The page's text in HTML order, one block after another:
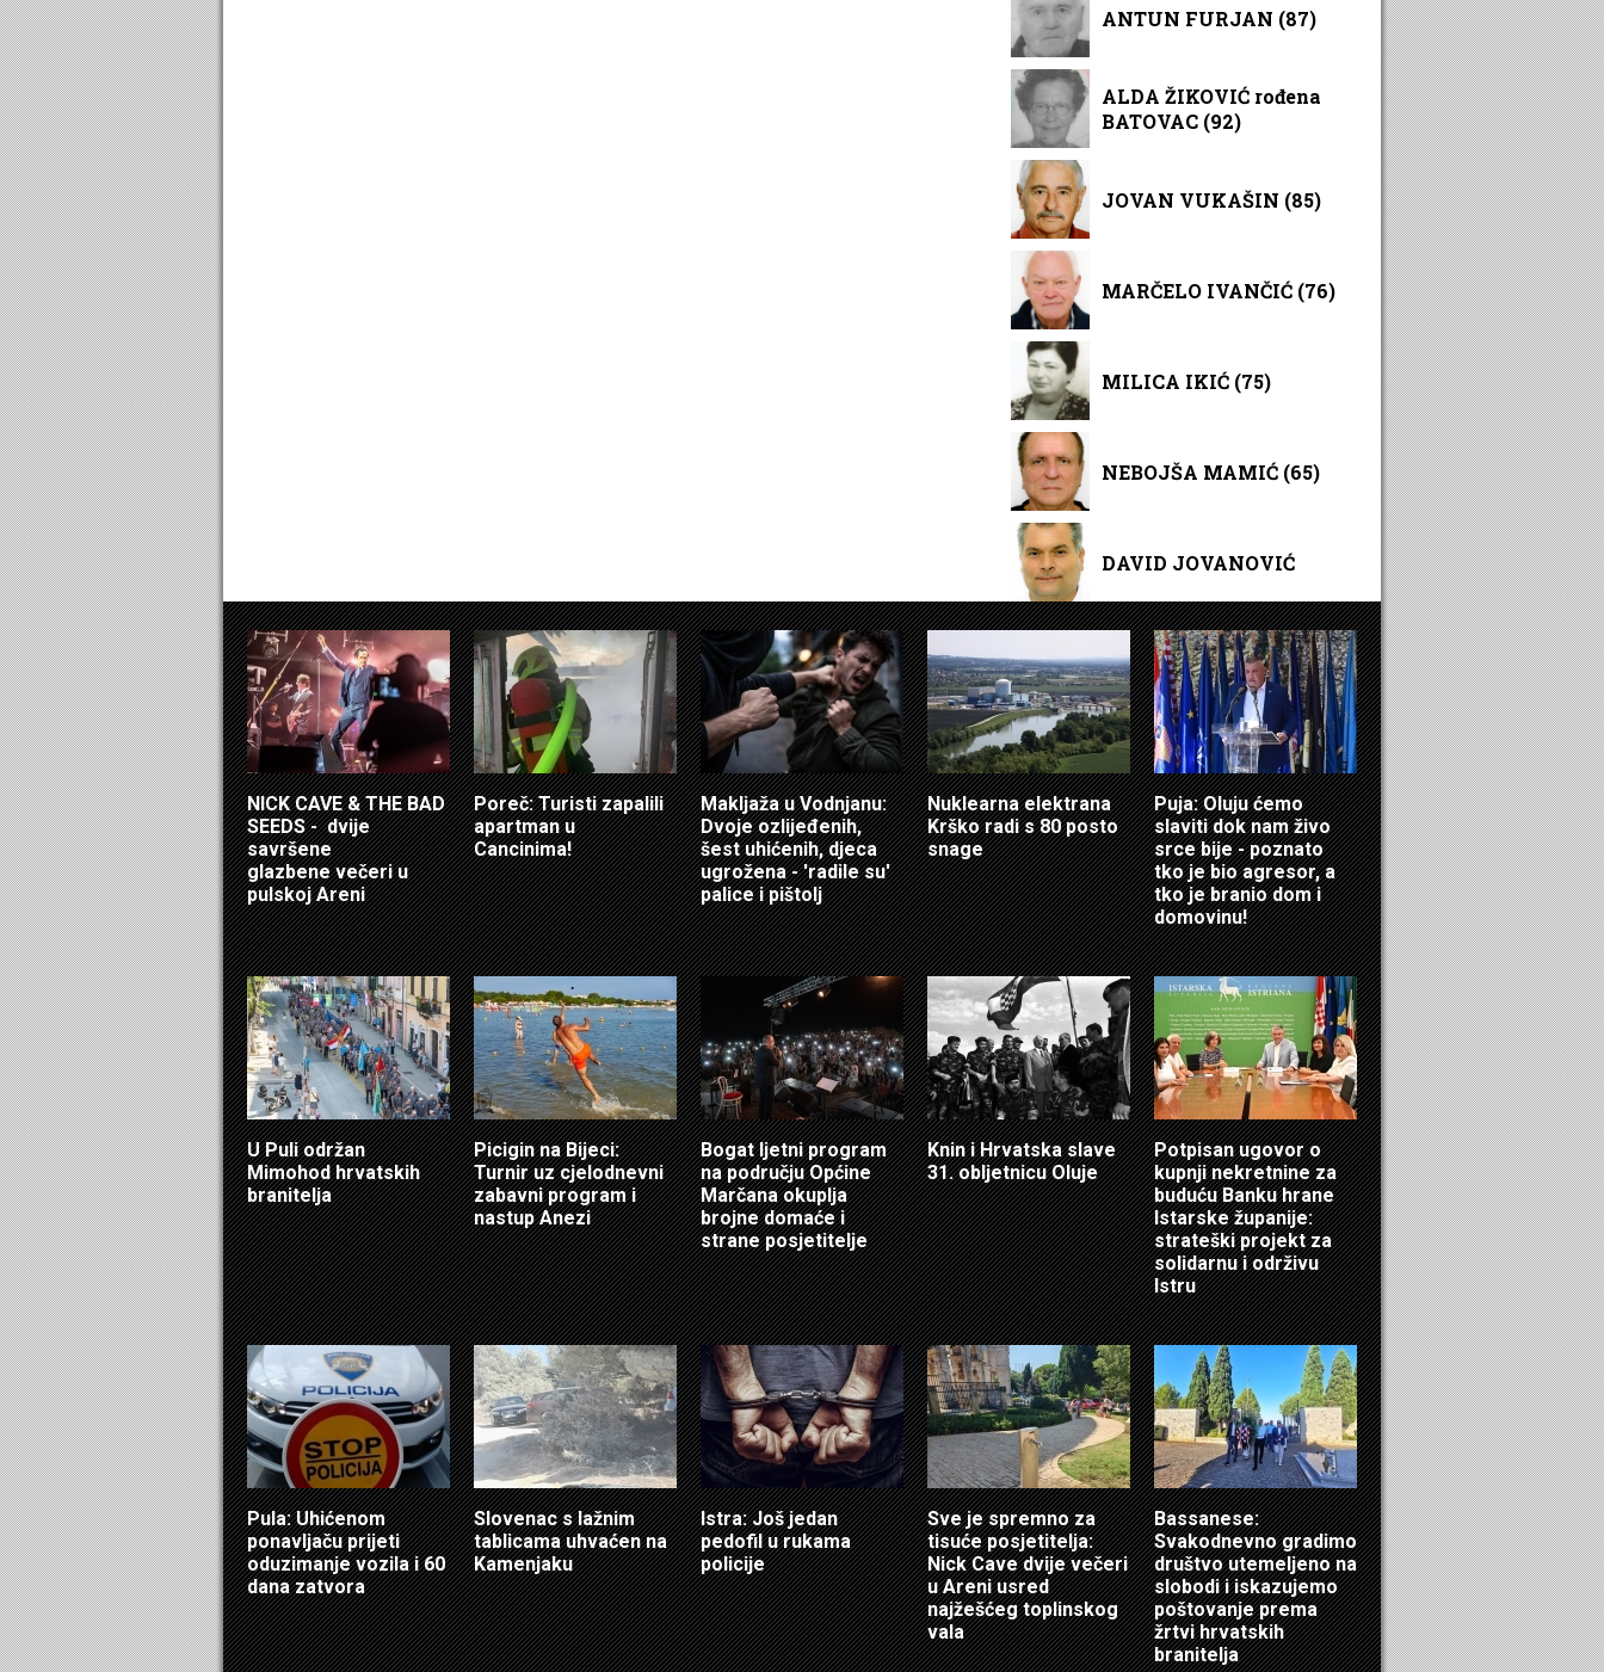
ANTUN FURJAN (87)
ALDA ŽIKOVIĆ rođena
BATOVAC (92)
JOVAN VUKAŠIN (85)
MARČELO IVANČIĆ (76)
MILICA IKIĆ (75)
NEBOJŠA MAMIĆ (65)
DAVID JOVANOVIĆ
NICK CAVE & THE BAD
SEEDS - dvije
savršene
glazbene večeri u
pulskoj Areni
Poreč: Turisti zapalili
apartman u
Cancinima!
Makljaža u Vodnjanu:
Dvoje ozlijeđenih,
šest uhićenih, djeca
ugrožena - 'radile su'
palice i pištolj
Nuklearna elektrana
Krško radi s 80 posto
snage
Puja: Oluju ćemo
slaviti dok nam živo
srce bije - poznato
tko je bio agresor, a
tko je branio dom i
domovinu!
U Puli održan
Mimohod hrvatskih
branitelja
Picigin na Bijeci:
Turnir uz cjelodnevni
zabavni program i
nastup Anezi
Bogat ljetni program
na području Općine
Marčana okuplja
brojne domaće i
strane posjetitelje
Knin i Hrvatska slave
31. obljetnicu Oluje
Potpisan ugovor o
kupnji nekretnine za
buduću Banku hrane
Istarske županije:
strateški projekt za
solidarnu i održivu
Istru
Pula: Uhićenom
ponavljaču prijeti
oduzimanje vozila i 60
dana zatvora
Slovenac s lažnim
tablicama uhvaćen na
Kamenjaku
Istra: Još jedan
pedofil u rukama
policije
Sve je spremno za
tisuće posjetitelja:
Nick Cave dvije večeri
u Areni usred
najžešćeg toplinskog
vala
Bassanese:
Svakodnevno gradimo
društvo utemeljeno na
slobodi i iskazujemo
poštovanje prema
žrtvi hrvatskih
branitelja